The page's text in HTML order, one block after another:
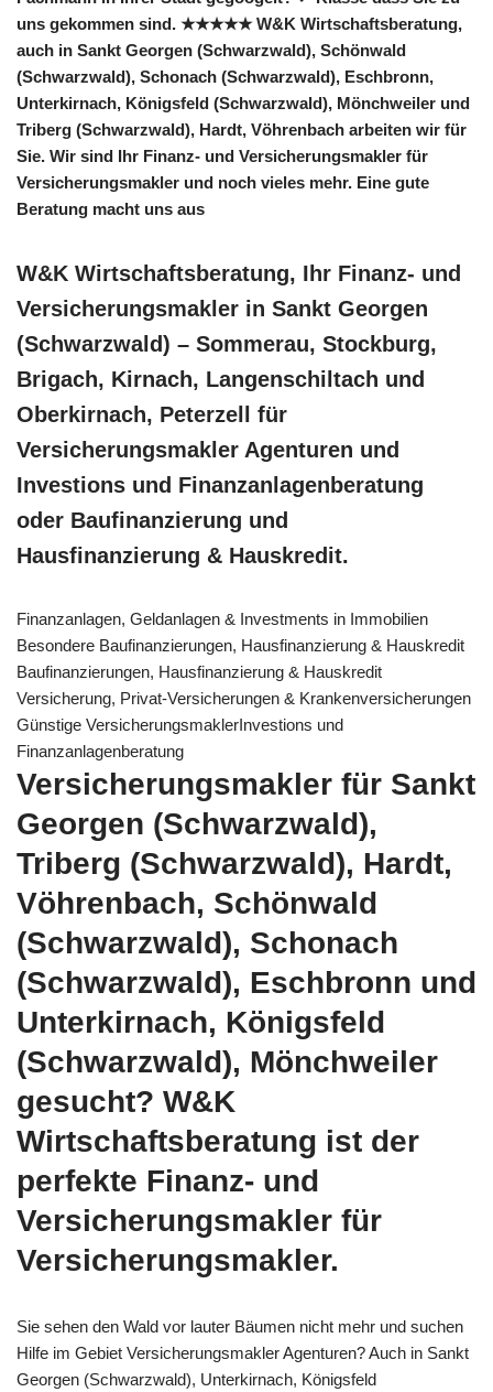
uns gekommen sind. ★★★★★ W&K Wirtschaftsberatung,
auch in Sankt Georgen (Schwarzwald), Schönwald
(Schwarzwald), Schonach (Schwarzwald), Eschbronn,
Unterkirnach, Königsfeld (Schwarzwald), Mönchweiler und
Triberg (Schwarzwald), Hardt, Vöhrenbach arbeiten wir für
Sie. Wir sind Ihr Finanz- und Versicherungsmakler für
Versicherungsmakler und noch vieles mehr. Eine gute
Beratung macht uns aus
W&K Wirtschaftsberatung, Ihr Finanz- und
Versicherungsmakler in Sankt Georgen
(Schwarzwald) – Sommerau, Stockburg,
Brigach, Kirnach, Langenschiltach und
Oberkirnach, Peterzell für
Versicherungsmakler Agenturen und
Investions und Finanzanlagenberatung
oder Baufinanzierung und
Hausfinanzierung & Hauskredit.
Finanzanlagen, Geldanlagen & Investments in Immobilien
Besondere Baufinanzierungen, Hausfinanzierung & Hauskredit
Baufinanzierungen, Hausfinanzierung & Hauskredit
Versicherung, Privat-Versicherungen & Krankenversicherungen
Günstige VersicherungsmaklerInvestions und
Finanzanlagenberatung
Versicherungsmakler für Sankt
Georgen (Schwarzwald),
Triberg (Schwarzwald), Hardt,
Vöhrenbach, Schönwald
(Schwarzwald), Schonach
(Schwarzwald), Eschbronn und
Unterkirnach, Königsfeld
(Schwarzwald), Mönchweiler
gesucht? W&K
Wirtschaftsberatung ist der
perfekte Finanz- und
Versicherungsmakler für
Versicherungsmakler.
Sie sehen den Wald vor lauter Bäumen nicht mehr und suchen
Hilfe im Gebiet Versicherungsmakler Agenturen? Auch in Sankt
Georgen (Schwarzwald), Unterkirnach, Königsfeld